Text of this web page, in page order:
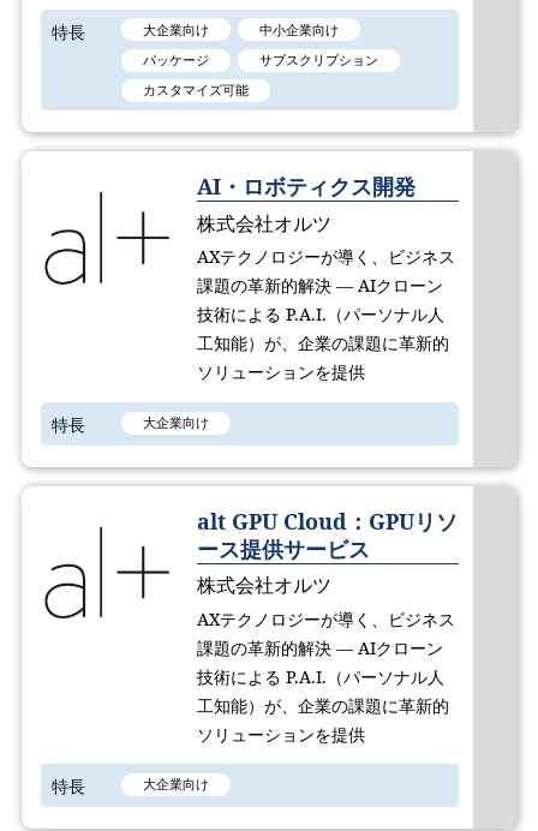
特長 大企業向け
中小企業向け
パッケージ
サブスクリプション
カスタマイズ可能
AI・ロボティクス開発
株式会社オルツ
AXテクノロジーが導く、ビジネス
課題の革新的解決 ― AIクローン
技術による P.A.I.（パーソナル人
工知能）が、企業の課題に革新的
ソリューションを提供
特長 大企業向け
alt GPU Cloud：GPUリソ
ース提供サービス
株式会社オルツ
AXテクノロジーが導く、ビジネス
課題の革新的解決 ― AIクローン
技術による P.A.I.（パーソナル人
工知能）が、企業の課題に革新的
ソリューションを提供
特長 大企業向け